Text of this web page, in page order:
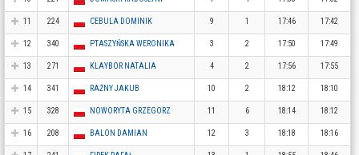
11 224 CEBULA DOMINIK 9 1 17:46 17:42
12 340 PTASZYŃSKA WERONIKA 3 2 17:50 17:49
13 271 KLAYBOR NATALIA 4 2 17:56 17:55
14 341 RAŹNY JAKUB 10 2 18:12 18:10
15 328 NOWORYTA GRZEGORZ 11 6 18:14 18:12
16 208 BALON DAMIAN 12 3 18:18 18:16